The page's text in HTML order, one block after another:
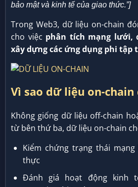
bảo mật và kinh tế của giao thức.”]
Trong Web3, dữ liệu on-chain
cho việc phân tích mạng lưới,
xây dựng các ứng dụng phi tập
Vì sao dữ liệu on-chain
Không giống dữ liệu off-chain
từ bên thứ ba, dữ liệu on-chain
Kiểm chứng trạng thái
thực
Đánh giá hoạt động kinh